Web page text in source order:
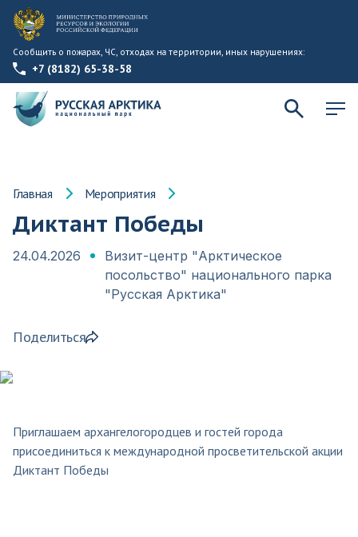
Сообщить о пожарах, ЧС, отходах на территории, иных нарушениях:
+7 (8182) 65-38-58
Главная Мероприятия
Диктант Победы
24.04.2026
Визит-центр "Арктическое
посольство" национального парка
"Русская Арктика"
Поделиться
Приглашаем архангелогородцев и гостей города
присоединиться к международной просветительской акции
Диктант Победы